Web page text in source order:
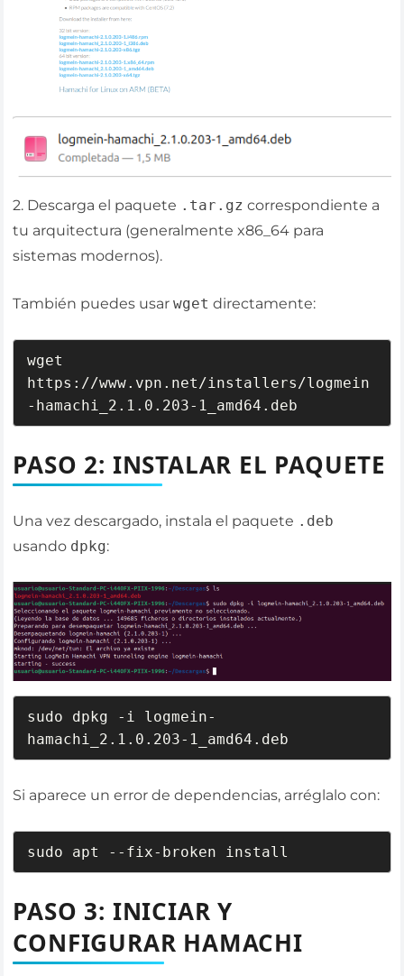
2. Descarga el paquete .tar.gz correspondiente a
tu arquitectura (generalmente x86_64 para
sistemas modernos).
También puedes usarwget directamente:
wget
https://www.vpn.net/installers/logmein
-hamachi_2.1.0.203-1_amd64.deb
PASO 2: INSTALAR EL PAQUETE
Una vez descargado, instala el paquete .deb
usando dpkg:
sudo dpkg -i logmein-
hamachi_2.1.0.203-1_amd64.deb
Si aparece un error de dependencias, arréglalo con:
sudo apt --fix-broken install
PASO 3: INICIAR Y
CONFIGURAR HAMACHI